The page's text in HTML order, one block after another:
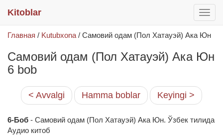
меню
Kitoblar
Главная / Kutubxona / Самовий одам (Пол Хатауэй) Ака Юн
Самовий одам (Пол Хатауэй) Ака Юн
6 bob
< Avvalgi Hamma boblar Keyingi >
6-Боб - Самовий одам (Пол Хатауэй) Ака Юн. Ўзбек тилида
Аудио китоб